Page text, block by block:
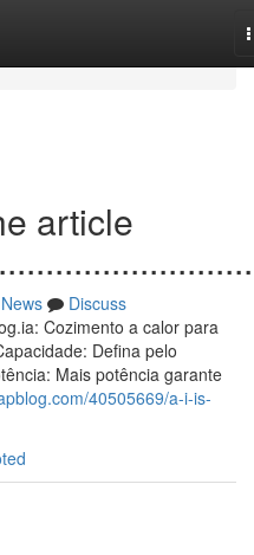
article
News
Discuss
Cozimento a calor para
Defina pelo
Mais potência garante
40505669/a-i-is-